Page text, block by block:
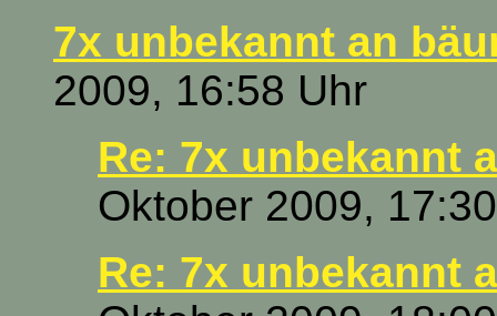
7x unbekannt an
2009, 16:58 Uhr
Re: 7x unbekannt
Oktober 2009,
Re: 7x unbekannt